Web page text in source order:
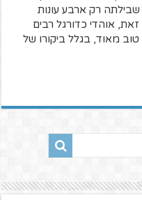
כיום, שבילתה רק ארבע עונות
אוהדי כדורגל רבים
מאוד, בגלל ביקורו של